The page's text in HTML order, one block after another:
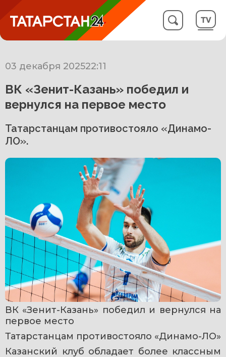
03 декабря 202522:11
ВК «Зенит-Казань» победил и
вернулся на первое место
Татарстанцам противостояло «Динамо-
ЛО».
ВК «Зенит-Казань» победил и вернулся на
первое место
Татарстанцам противостояло «Динамо-ЛО»
Казанский клуб обладает более классным